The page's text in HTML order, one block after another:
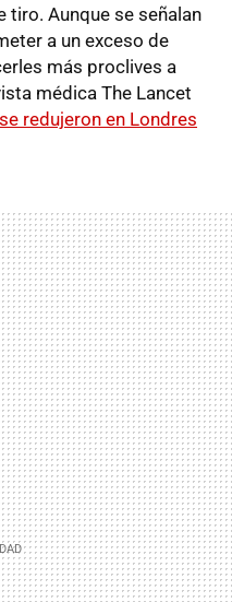
tiro. Aunque se señalan
a un exceso de
más proclives a
médica The Lancet
redujeron en Londres